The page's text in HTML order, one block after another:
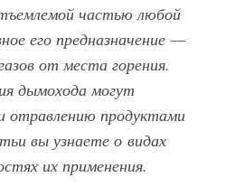
частью любой
его предназначение —
от места горения.
дымохода могут
отравлению продуктами
вы узнаете о видах
их применения.